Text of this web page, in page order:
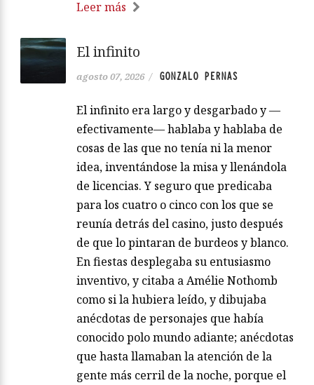
Leer más
El infinito
agosto 07, 2026 / GONZALO PERNAS
El infinito era largo y desgarbado y —
efectivamente— hablaba y hablaba de
cosas de las que no tenía ni la menor
idea, inventándose la misa y llenándola
de licencias. Y seguro que predicaba
para los cuatro o cinco con los que se
reunía detrás del casino, justo después
de que lo pintaran de burdeos y blanco.
En fiestas desplegaba su entusiasmo
inventivo, y citaba a Amélie Nothomb
como si la hubiera leído, y dibujaba
anécdotas de personajes que había
conocido polo mundo adiante; anécdotas
que hasta llamaban la atención de la
gente más cerril de la noche, porque el